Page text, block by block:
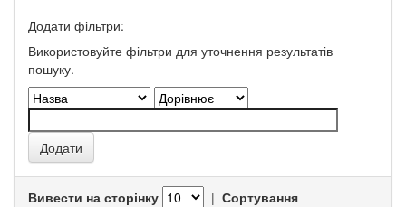
Додати фільтри:
Використовуйте фільтри для уточнення результатів
пошуку.
Вивести на сторінку | Сортування